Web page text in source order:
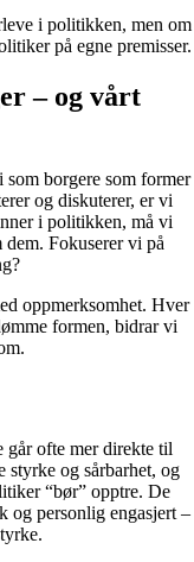
i politikken, men om
på egne premisser.
– og vårt
som borgere som former
og diskuterer, er vi
i politikken, må vi
Fokuserer vi på
oppmerksomhet. Hver
formen, bidrar vi
går ofte mer direkte til
styrke og sårbarhet, og
“bør” opptre. De
og personlig engasjert –